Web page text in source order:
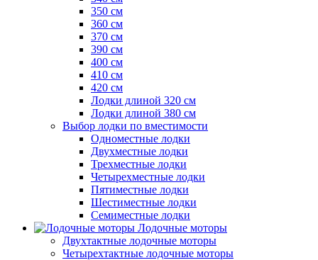
350 см
360 см
370 см
390 см
400 см
410 см
420 см
Лодки длиной 320 см
Лодки длиной 380 см
Выбор лодки по вместимости
Одноместные лодки
Двухместные лодки
Трехместные лодки
Четырехместные лодки
Пятиместные лодки
Шестиместные лодки
Семиместные лодки
Лодочные моторы
Двухтактные лодочные моторы
Четырехтактные лодочные моторы